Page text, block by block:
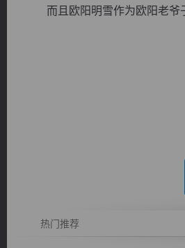
而且欧阳明雪作为欧阳老爷
热门推荐